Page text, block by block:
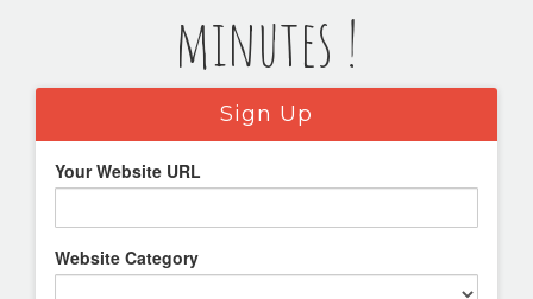
minutes !
Sign Up
Your Website URL
Website Category